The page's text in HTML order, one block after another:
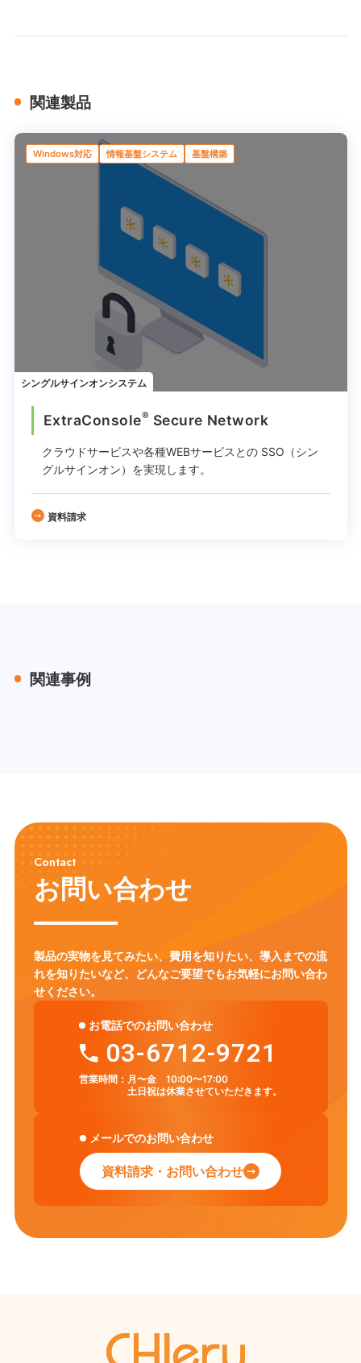
関連製品
Windows対応 情報基盤システム 基盤構築
シングルサインオンシステム
ExtraConsole® Secure Network
クラウドサービスや各種WEBサービスとの SSO（シン
グルサインオン）を実現します。
資料請求
関連事例
Contact
お問い合わせ
製品の実物を見てみたい、費用を知りたい、導入までの流
れを知りたいなど、
どんなご要望でもお気軽にお問い合わ
せください。
お電話でのお問い合わせ
03-6712-9721
営業時間： 月〜金 10:00〜17:00
土日祝は休業させていただきます。
メールでのお問い合わせ
資料請求・お問い合わせ